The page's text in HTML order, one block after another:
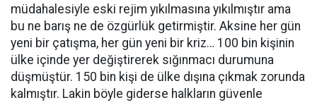
müdahalesiyle eski rejim yıkılmasına yıkılmıştır ama
bu ne barış ne de özgürlük getirmiştir. Aksine her gün
yeni bir çatışma, her gün yeni bir kriz… 100 bin kişinin
ülke içinde yer değiştirerek sığınmacı durumuna
düşmüştür. 150 bin kişi de ülke dışına çıkmak zorunda
kalmıştır. Lakin böyle giderse halkların güvenle